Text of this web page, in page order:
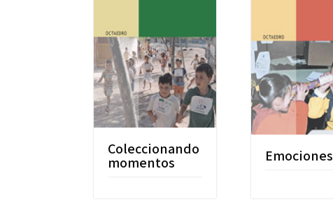
Coleccionando
momentos Emociones